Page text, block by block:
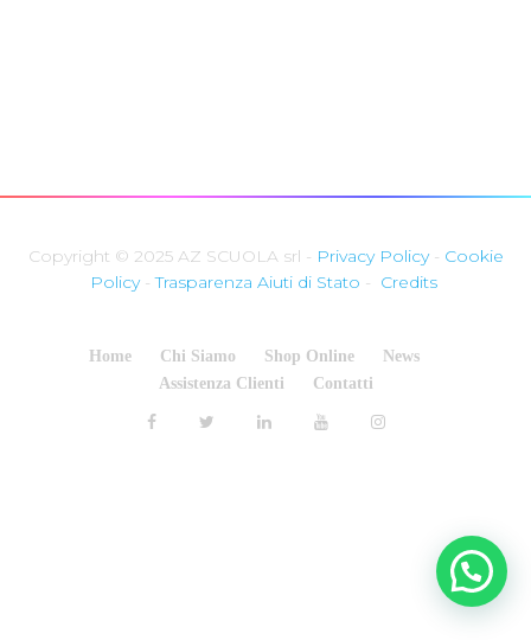
Copyright © 2025 AZ SCUOLA srl - Privacy Policy- Cookie
Policy-Trasparenza Aiuti di Stato - Credits
Home Chi Siamo Shop Online
News
Assistenza Clienti
Contatti